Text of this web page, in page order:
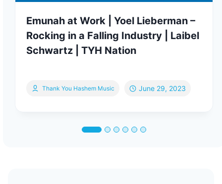
Emunah at Work | Yoel Lieberman –
Rocking in a Falling Industry | Laibel
Schwartz | TYH Nation
Thank You Hashem Music June 29, 2023